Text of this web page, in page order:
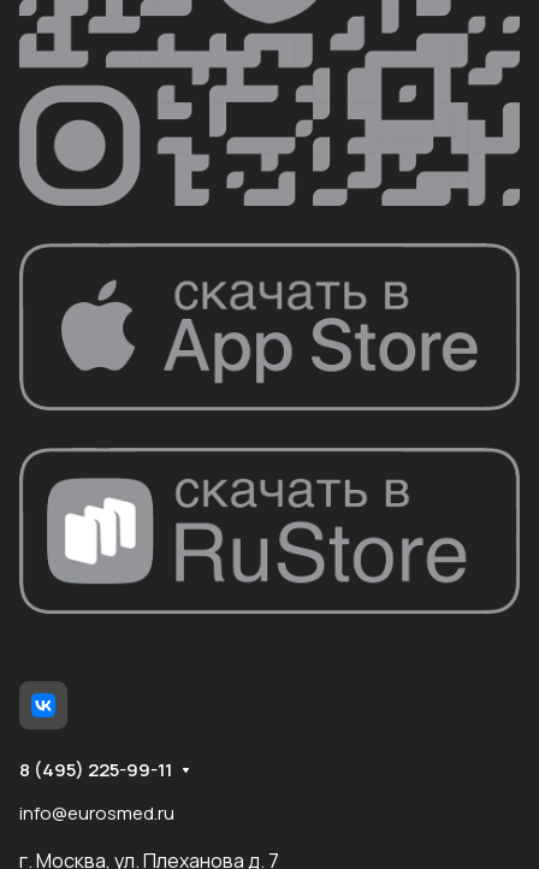
8 (495) 225-99-11
info@eurosmed.ru
г. Москва, ул. Плеханова д. 7